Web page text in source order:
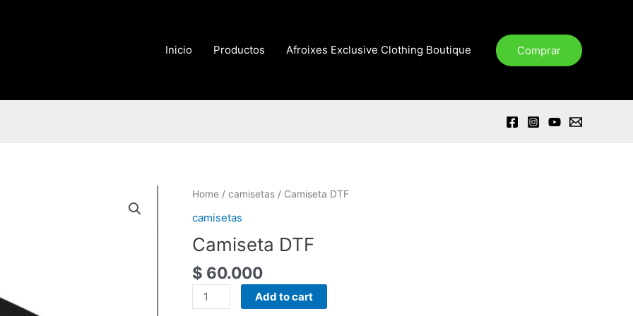
Inicio Productos Afroixes Exclusive Clothing Boutique Comprar
Home / camisetas / Camiseta DTF
camisetas
Camiseta DTF
$ 60.000
Camiseta
quantity
Add to cart